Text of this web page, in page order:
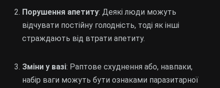
Порушення апетиту: Деякі люди можуть
відчувати постійну голодність, тоді як інші
страждають від втрати апетиту.
Зміни у вазі: Раптове схуднення або, навпаки,
набір ваги можуть бути ознаками паразитарної